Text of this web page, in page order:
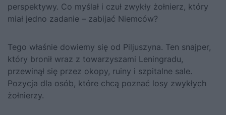
perspektywy. Co myślał i czuł zwykły żołnierz, który
miał jedno zadanie – zabijać Niemców?
Tego właśnie dowiemy się od Piljuszyna. Ten snajper,
który bronił wraz z towarzyszami Leningradu,
przewinął się przez okopy, ruiny i szpitalne sale.
Pozycja dla osób, które chcą poznać losy zwykłych
żołnierzy.